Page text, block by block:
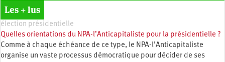
Les + lus
élection présidentielle
Quelles orientations du NPA-l’Anticapitaliste pour la présidentielle ?
Comme à chaque échéance de ce type, le NPA-l’Anticapitaliste
organise un vaste processus démocratique pour décider de ses